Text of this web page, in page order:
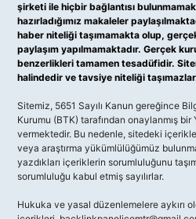
şirketi ile hiçbir bağlantısı
hazırladığımız makaleler
haber niteliği taşımamakta olup,
paylaşım yapılmamaktadır. Gerçek
benzerlikleri tamamen tesadüfidir.
halindedir ve tavsiye niteliği
Sitemiz, 5651 Sayılı Kanun gereğince
Kurumu (BTK) tarafından onaylanmış bir
vermektedir. Bu nedenle, sitedeki
veya araştırma yükümlülüğümüz
yazdıkları içeriklerin sorumluluğunu
sorumluluğu kabul etmiş sayılırlar.
Hukuka ve yasal düzenlemelere aykırı